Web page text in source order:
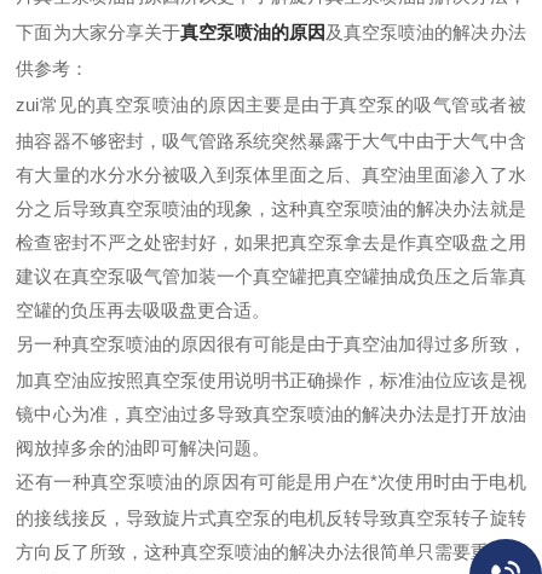
下面为大家分享关于真空泵喷油的原因 及真空泵喷油的解决办法
供参考：
zui常见的真空泵喷油的原因主要是由于真空泵的吸气管或者被
抽容器不够密封，吸气管路系统突然暴露于大气中由于大气中含
有大量的水分水分被吸入到泵体里面之后、真空油里面渗入了水
分之后导致真空泵喷油的现象，这种真空泵喷油的解决办法就是
检查密封不严之处密封好，如果把真空泵拿去是作真空吸盘之用
建议在真空泵吸气管加装一个真空罐把真空罐抽成负压之后靠真
空罐的负压再去吸吸盘更合适。
另一种真空泵喷油的原因很有可能是由于真空油加得过多所致，
加真空油应按照真空泵使用说明书正确操作，标准油位应该是视
镜中心为准，真空油过多导致真空泵喷油的解决办法是打开放油
阀放掉多余的油即可解决问题。
还有一种真空泵喷油的原因有可能是用户在*次使用时由于电机
的接线接反，导致旋片式真空泵的电机反转导致真空泵转子旋转
方向反了所致，这种真空泵喷油的解决办法很简单只需要重新调